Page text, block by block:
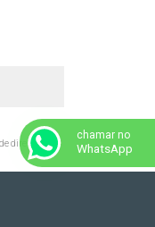
direitos
chamar no
WhatsApp